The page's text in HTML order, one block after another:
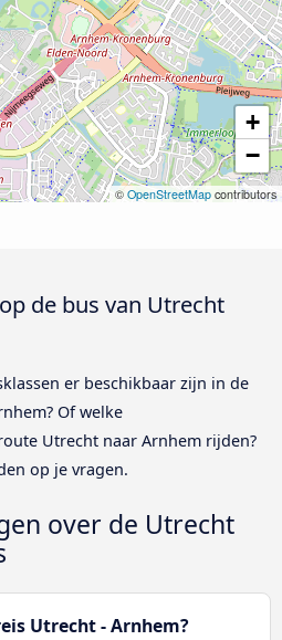
+
−
© OpenStreetMap contributors
de bus van Utrecht
er beschikbaar zijn in de
Of welke
Utrecht naar Arnhem rijden?
op je vragen.
over de Utrecht
Utrecht - Arnhem?